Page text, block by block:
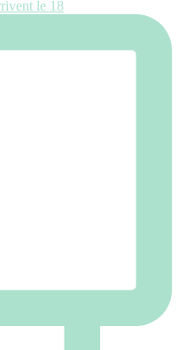
le 18